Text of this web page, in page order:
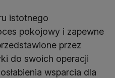
istotnego
pokojowy i zapewne
przez
do swoich operacji
wsparcia dla